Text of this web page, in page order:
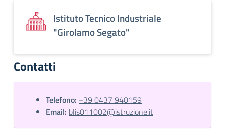
Istituto Tecnico Industriale
"Girolamo Segato"
Contatti
Telefono: +39 0437 940159
Email: blis011002@istruzione.it